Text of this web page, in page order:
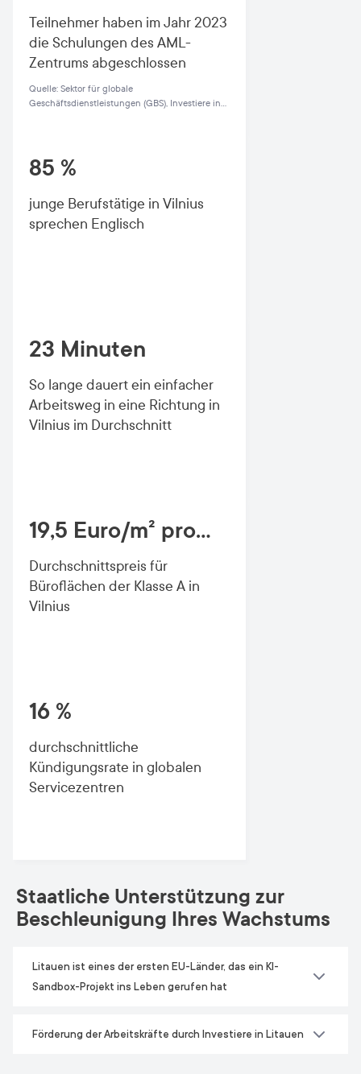
Teilnehmer haben im Jahr 2023
die Schulungen des AML-
Zentrums abgeschlossen
Quelle: Sektor für globale
Geschäftsdienstleistungen (GBS), Investiere in
85 %
junge Berufstätige in Vilnius
sprechen Englisch
23 Minuten
So lange dauert ein einfacher
Arbeitsweg in eine Richtung in
Vilnius im Durchschnitt
19,5 Euro/m² pro
Monat
Durchschnittspreis für
Büroflächen der Klasse A in
Vilnius
16 %
durchschnittliche
Kündigungsrate in globalen
Servicezentren
Staatliche Unterstützung zur
Beschleunigung Ihres Wachstums
Litauen ist eines der ersten EU-Länder, das ein KI-
Sandbox-Projekt ins Leben gerufen hat
Förderung der Arbeitskräfte durch Investiere in Litauen